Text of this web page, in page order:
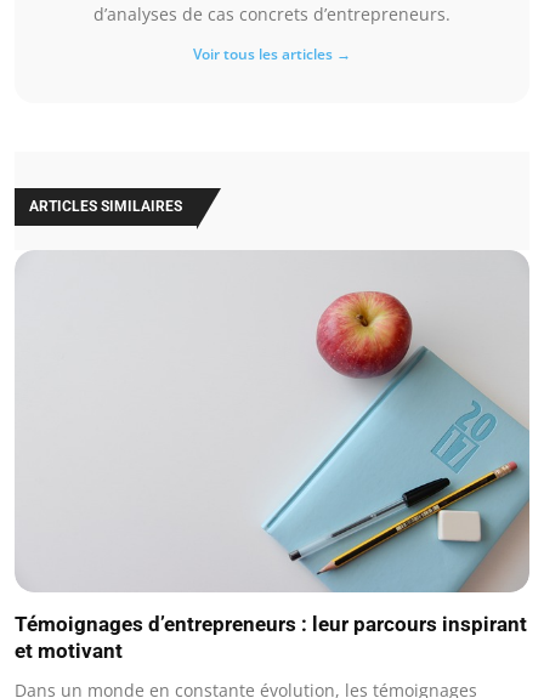
d’analyses de cas concrets d’entrepreneurs.
Voir tous les articles →
ARTICLES SIMILAIRES
Témoignages d’entrepreneurs : leur parcours inspirant
et motivant
Dans un monde en constante évolution, les témoignages